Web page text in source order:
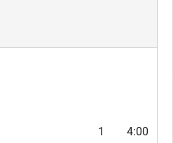
1 4:00